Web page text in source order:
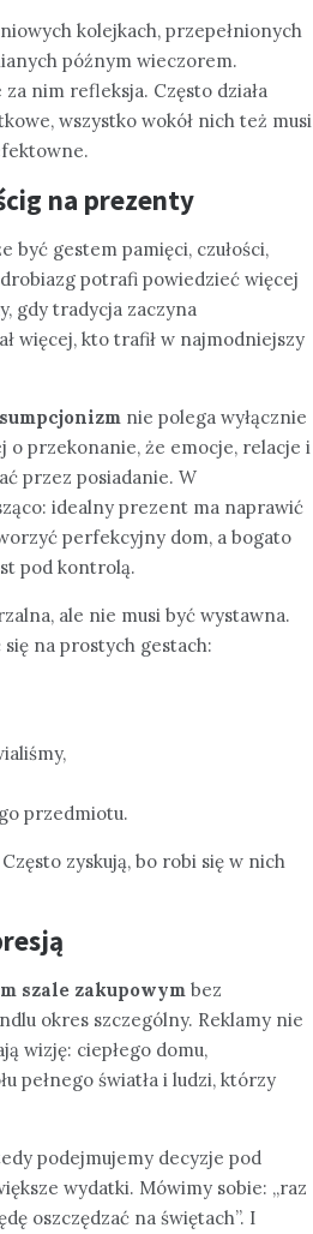
kolejkach, przepełnionych
późnym wieczorem.
nim refleksja. Często działa
wszystko wokół nich też musi
na prezenty
być gestem pamięci, czułości,
potrafi powiedzieć więcej
gdy tradycja zaczyna
więcej, kto trafił w najmodniejszy
nie polega wyłącznie
o przekonanie, że emocje, relacje i
przez posiadanie. W
idealny prezent ma naprawić
perfekcyjny dom, a bogato
pod kontrolą.
ale nie musi być wystawna.
na prostych gestach:
przedmiotu.
zyskują, bo robi się w nich
szale zakupowym bez
okres szczególny. Reklamy nie
wizję: ciepłego domu,
pełnego światła i ludzi, którzy
podejmujemy decyzje pod
wydatki. Mówimy sobie: „raz
oszczędzać na świętach”. I